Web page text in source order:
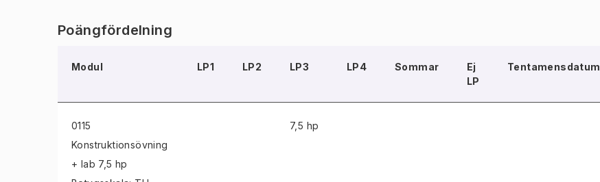
Poängfördelning
Modul LP1 LP2 LP3 LP4 Sommar
Ej
LP
Tentamensdatum
0115
Konstruktionsövning
+ lab 7,5 hp
7,5 hp